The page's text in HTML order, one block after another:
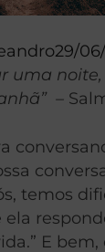
29/
uma
–
temos
E